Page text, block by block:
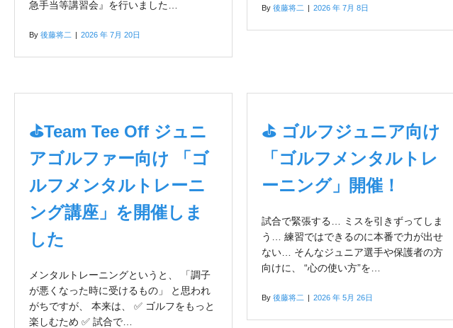
急手当等講習会』を行いました…
By 後藤将二 | 2026 年 7月 20日
By 後藤将二 | 2026 年 7月 8日
⛳Team Tee Off ジュニ
アゴルファー向け 「ゴ
ルフメンタルトレーニ
ング講座」を開催しま
した
メンタルトレーニングというと、 「調子
が悪くなった時に受けるもの」 と思われ
がちですが、 本来は、 ✅ ゴルフをもっと
楽しむため ✅ 試合で…
⛳ ゴルフジュニア向け
「ゴルフメンタルトレ
ーニング」開催！
試合で緊張する… ミスを引きずってしま
う… 練習ではできるのに本番で力が出せ
ない… そんなジュニア選手や保護者の方
向けに、 “心の使い方”を…
By 後藤将二 | 2026 年 5月 26日